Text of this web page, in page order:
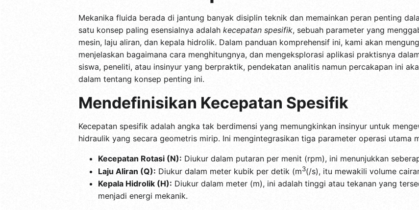
Mekanika fluida berada di jantung banyak disiplin teknik dan memainkan peran penting
satu konsep paling esensialnya adalah kecepatan spesifik, sebuah parameter yang
mesin, laju aliran, dan kepala hidrolik. Dalam panduan komprehensif ini, kami akan
menjelaskan bagaimana cara menghitungnya, dan mengeksplorasi aplikasi praktisnya
siswa, peneliti, atau insinyur yang berpraktik, pendekatan analitis namun percakapan ini
dalam tentang konsep penting ini.
Mendefinisikan Kecepatan Spesifik
Kecepatan spesifik adalah angka tak berdimensi yang memungkinkan insinyur untuk
hidraulik yang secara geometris mirip. Ini mengintegrasikan tiga parameter operasi utama
Kecepatan Rotasi (N): Diukur dalam putaran per menit (rpm), ini menunjukkan
Laju Aliran (Q): Diukur dalam meter kubik per detik (m3(/s), itu mewakili volume
Kepala Hidrolik (H): Diukur dalam meter (m), ini adalah tinggi atau tekanan yang
menjadi energi mekanik.